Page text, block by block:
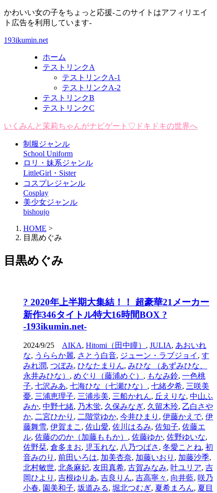
かわいい女の子をちょっと応援-このサイトはアフィリエイ
ト広告を利用しています-
193ikumin.net
ホーム
テストリンクA
テストリンクA-1
テストリンクA-2
テストリンクB
テストリンクC
いくみんと茉莉ちゃんがナビゲート♡ドキドキの世界へ
制服ジャンル
School Uniform
ロリ・妹系ジャンル
LittleGirl・Sister
コスプレジャンル
Cosplay
美少女ジャンル
bishoujo
HOME >
目黒めぐみ
目黒めぐみ
? 2020年上半期大集結！！ 超豪華21メーカー
新作346タイトル特大16時間BOX ?
-193ikumin.net-
2024/9/25 AIKA, Hitomi（田中瞳） , JULIA, あおいれ
な, うららか麗, さとう白音, ジューン・ラブジョイ , す
みれ潤, つぼみ, ひなたまりん, みひな （あずみひな、
永井みひな） , めぐり（藤浦めぐ） , もなみ鈴, 一色桃
子, 七沢みあ, 七海ひな（七瀬ひな） , 七緒夕希, 三咲美
憂, 三浦恵理子, 三浦歩美, 三船かれん, 丘えりな, 中山ふ
みか, 中野七緒, 乃木蛍, 久保みなぎ, 久留木玲, 乙白さや
か, 二宮ひかり , 二階堂ゆか, 今井ひまり , 伊藤かえで, 伊
藤舞雪, 伊賀まこ , 佐山愛, 佐川はるみ, 佐知子, 佐藤エ
ル, 佐藤ののか（加藤ももか） , 佐藤ゆか, 佐野ゆいな,
佐野栞, 倉多まお, 児玉れな, 八乃つばさ , 冬愛ことね, 初
音みのり , 前田いろは, 加美杏奈, 加藤いおり , 加藤沙季,
北村敏世, 北条麻妃, 友田真希, 古賀みなみ, 叶ユリア, 吉
岡ひより , 吉根ゆりあ, 吉良りん, 吉高寧々 , 向井藍, 咲乃
小春, 園美和子, 坂道みる, 堀北つむぎ, 夏希まろん, 夏目